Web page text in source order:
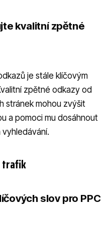
kvalitní zpětné
je stále klíčovým
zpětné odkazy od
stránek mohou zvýšit
a pomoci mu dosáhnout
trafik
slov pro PPC